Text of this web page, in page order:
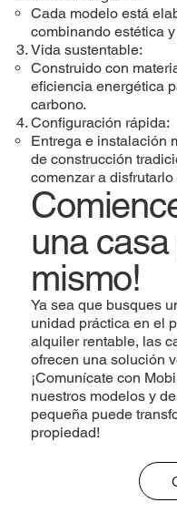
Cada modelo está
combinando estética
Vida sustentable:
Construido con
eficiencia energética
carbono.
Configuración rápida:
Entrega e instalación
de construcción
comenzar a disfrutarlo
una
mismo!
Ya sea que busques
unidad práctica en el
alquiler rentable, las
ofrecen una solución
¡Comunícate con
nuestros modelos y
pequeña puede
propiedad!